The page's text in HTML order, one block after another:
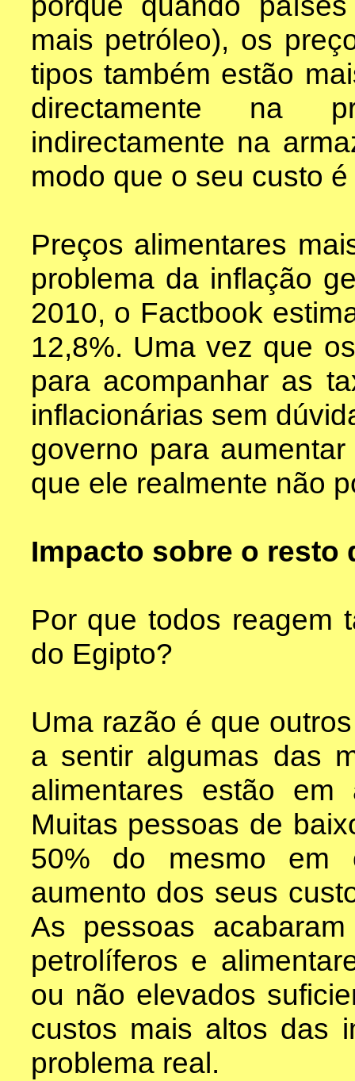
mais petróleo), os
tipos também estão
directamente na
indirectamente na
modo que o seu custo
Preços alimentares
problema da inflação
2010, o Factbook
12,8%. Uma vez que
para acompanhar as
inflacionárias sem
governo para
que ele realmente não
Impacto sobre o resto
Por que todos reagem
do Egipto?
Uma razão é que
a sentir algumas das
alimentares estão
Muitas pessoas de
50% do mesmo em
aumento dos seus
As pessoas
petrolíferos e
ou não elevados
custos mais altos das
problema real.